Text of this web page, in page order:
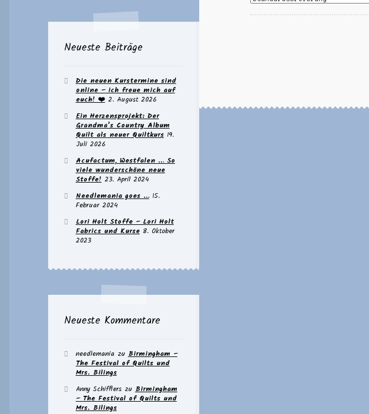
Neueste Beiträge
Die neuen Kurstermine sind
online – ich freue mich auf
euch! ❤️ 2. August 2026
Ein Herzensprojekt: Der
Grandma’s Country Album
Quilt als neuer Quiltkurs 19.
Juli 2026
Acufactum, Westfalen … So
viele wunderschöne neue
Stoffe! 23. April 2024
Needlemania goes … 15.
Februar 2024
Lori Holt Stoffe – Lori Holt
Fabrics und Kurse 8. Oktober
2023
Neueste Kommentare
needlemania zuBirmingham –
The Festival of Quilts und
Mrs. Bilings
Anny SchifflerszuBirmingham
– The Festival of Quilts und
Mrs. Bilings